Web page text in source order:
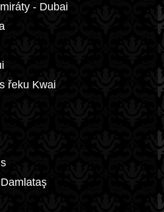
- Dubai
řeku Kwai